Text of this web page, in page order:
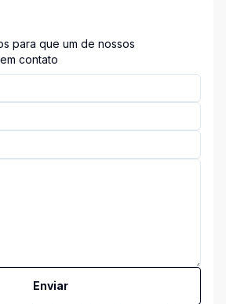
para que um de nossos
contato
Enviar